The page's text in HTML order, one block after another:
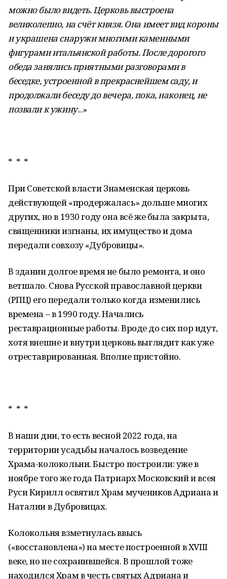
можно было видеть. Церковь выстроена
великолепно, на счёт князя. Она имеет вид короны
и украшена снаружи многими каменными
фигурами итальянской работы. После дорогого
обеда занялись приятными разговорами в
беседке, устроенной в прекраснейшем саду, и
продолжали беседу до вечера, пока, наконец, не
позвали к ужину...»
* * *
При Советской власти Знаменская церковь
действующей «продержалась» дольше многих
других, но в 1930 году она всё же была закрыта,
священники изгнаны, их имущество и дома
передали совхозу «Дубровицы».
В здании долгое время не было ремонта, и оно
ветшало. Снова Русской православной церкви
(РПЦ) его передали только когда изменились
времена – в 1990 году. Начались
реставрационные работы. Вроде до сих пор идут,
хотя внешне и внутри церковь выглядит как уже
отреставрированная. Вполне пристойно.
* * *
В наши дни, то есть весной 2022 года, на
территории усадьбы началось возведение
Храма-колокольни. Быстро построили: уже в
ноябре того же года Патриарх Московский и всея
Руси Кирилл освятил Храм мучеников Адриана и
Наталии в Дубровицах.
Колокольня взметнулась ввысь
(«восстановлена») на месте построенной в XVIII
веке, но не сохранившейся. В прошлой тоже
находился Храм в честь святых Адриана и